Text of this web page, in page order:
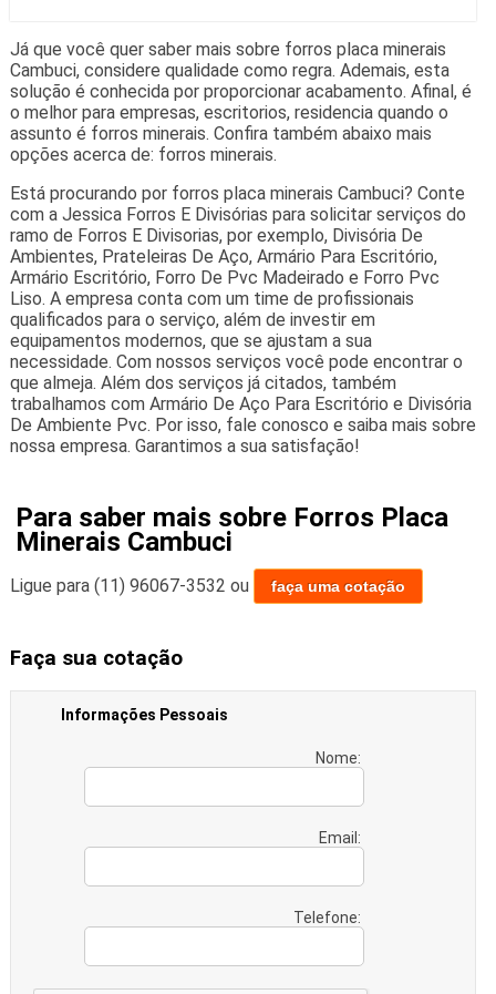
Já que você quer saber mais sobre forros placa minerais
Cambuci, considere qualidade como regra. Ademais, esta
solução é conhecida por proporcionar acabamento. Afinal, é
o melhor para empresas, escritorios, residencia quando o
assunto é forros minerais. Confira também abaixo mais
opções acerca de: forros minerais.
Está procurando por forros placa minerais Cambuci? Conte
com a Jessica Forros E Divisórias para solicitar serviços do
ramo de Forros E Divisorias, por exemplo, Divisória De
Ambientes, Prateleiras De Aço, Armário Para Escritório,
Armário Escritório, Forro De Pvc Madeirado e Forro Pvc
Liso. A empresa conta com um time de profissionais
qualificados para o serviço, além de investir em
equipamentos modernos, que se ajustam a sua
necessidade. Com nossos serviços você pode encontrar o
que almeja. Além dos serviços já citados, também
trabalhamos com Armário De Aço Para Escritório e Divisória
De Ambiente Pvc. Por isso, fale conosco e saiba mais sobre
nossa empresa. Garantimos a sua satisfação!
Para saber mais sobre Forros Placa
Minerais Cambuci
Ligue para (11) 96067-3532 ou faça uma cotação
Faça sua cotação
Informações Pessoais
Nome:
Email:
Telefone: